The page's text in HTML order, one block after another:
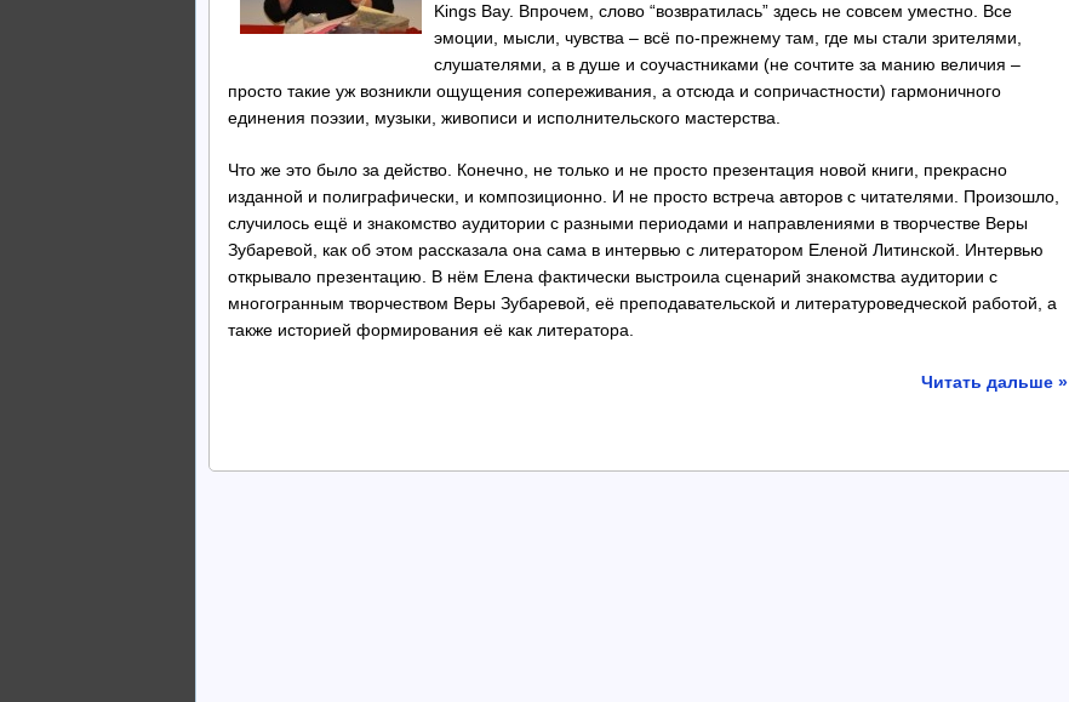
Kings Bay. Впрочем, слово “возвратилась” здесь не совсем уместно. Все
эмоции, мысли, чувства – всё по-прежнему там, где мы стали зрителями,
слушателями, а в душе и соучастниками (не сочтите за манию величия –
просто такие уж возникли ощущения сопереживания, а отсюда и сопричастности) гармоничного
единения поэзии, музыки, живописи и исполнительского мастерства.
Что же это было за действо. Конечно, не только и не просто презентация новой книги, прекрасно
изданной и полиграфически, и композиционно. И не просто встреча авторов с читателями. Произошло,
случилось ещё и знакомство аудитории с разными периодами и направлениями в творчестве Веры
Зубаревой, как об этом рассказала она сама в интервью с литератором Еленой Литинской. Интервью
открывало презентацию. В нём Елена фактически выстроила сценарий знакомства аудитории с
многогранным творчеством Веры Зубаревой, её преподавательской и литературоведческой работой, а
также историей формирования её как литератора.
Читать дальше »